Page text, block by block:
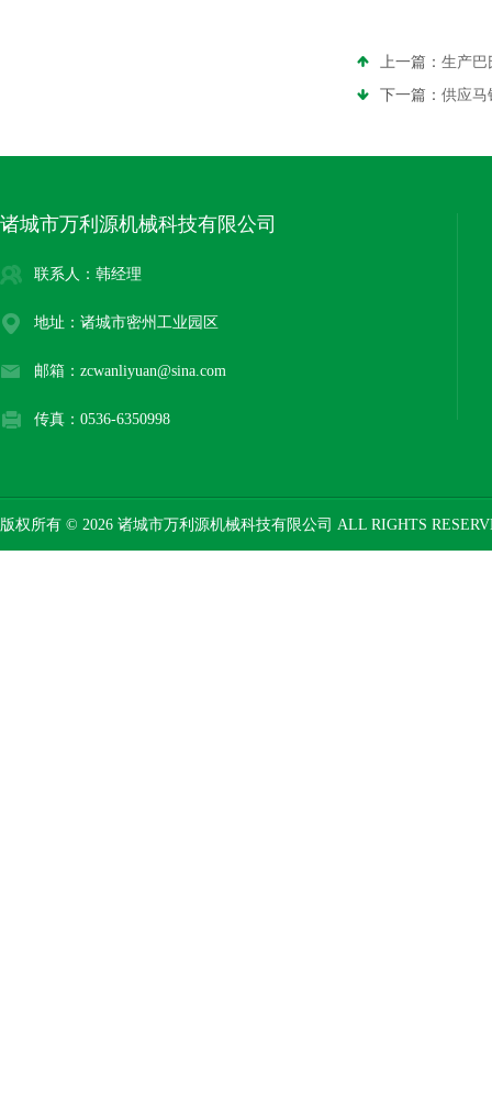
上一篇： 生产巴
下一篇： 供应马
诸城市万利源机械科技有限公司
联系人：韩经理
地址：诸城市密州工业园区
邮箱：zcwanliyuan@sina.com
传真：0536-6350998
版权所有 © 2026 诸城市万利源机械科技有限公司 ALL RIGHTS